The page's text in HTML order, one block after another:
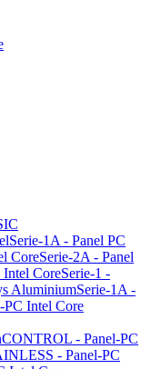
Serie-1A - Panel PC
CoreSerie-2A - Panel
Intel CoreSerie-1 -
AluminiumSerie-1A -
Intel Core
CONTROL - Panel-PC
- Panel-PC